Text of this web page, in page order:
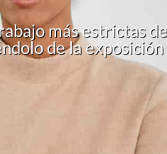
más estrictas
de la exposición